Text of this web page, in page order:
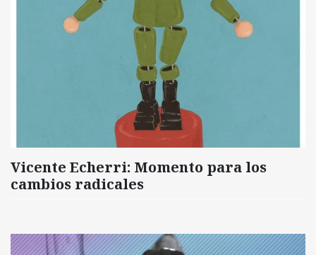
Vicente Echerri: Momento para los
cambios radicales